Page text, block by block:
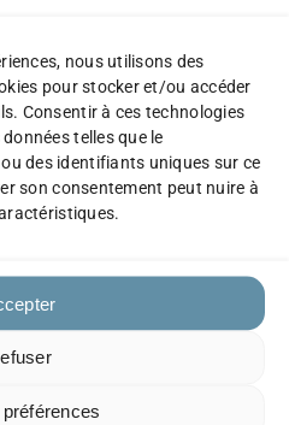
nous utilisons des
pour stocker et/ou accéder
Consentir à ces technologies
telles que le
des identifiants uniques sur ce
son consentement peut nuire à
M